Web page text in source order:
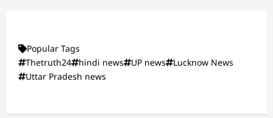
Popular Tags
Thetruth24
hindi news UP news
Lucknow News
Uttar Pradesh news